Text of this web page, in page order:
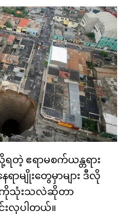
တဲ့ ဧရာမစက်ယန္တရား
ာမျိုးတွေမှာများ ဒီလို
ေကိုသုံးသလဲဆိုတာ
းလှပါတယ်။